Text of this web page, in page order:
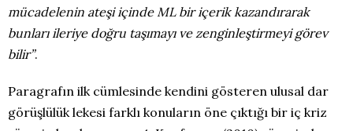
mücadelenin ateşi içinde ML bir içerik kazandırarak
bunları ileriye doğru taşımayı ve zenginleştirmeyi görev
bilir”.
Paragrafın ilk cümlesinde kendini gösteren ulusal dar
görüşlülük lekesi farklı konuların öne çıktığı bir iç kriz